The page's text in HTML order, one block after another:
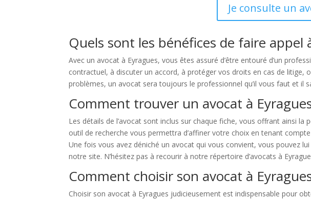
Je consulte un
Quels sont les bénéfices de faire appel
Avec un avocat à Eyragues, vous êtes assuré d’être entouré d’un
contractuel, à discuter un accord, à protéger vos droits en cas de
problèmes, un avocat sera toujours le professionnel qu’il vous faut et il
Comment trouver un avocat à
Les détails de l’avocat sont inclus sur chaque fiche, vous offrant ainsi
outil de recherche vous permettra d’affiner votre choix en tenant
Une fois vous avez déniché un avocat qui vous convient, vous pouvez
notre site. N’hésitez pas à recourir à notre répertoire d’avocats à
Comment choisir son avocat à
Choisir son avocat à Eyragues judicieusement est indispensable pour